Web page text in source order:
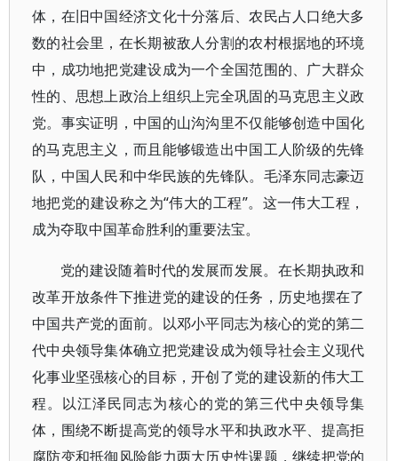
体，在旧中国经济文化十分落后、农民占人口绝大多
数的社会里，在长期被敌人分割的农村根据地的环境
中，成功地把党建设成为一个全国范围的、广大群众
性的、思想上政治上组织上完全巩固的马克思主义政
党。事实证明，中国的山沟沟里不仅能够创造中国化
的马克思主义，而且能够锻造出中国工人阶级的先锋
队，中国人民和中华民族的先锋队。毛泽东同志豪迈
地把党的建设称之为“伟大的工程”。这一伟大工程，
成为夺取中国革命胜利的重要法宝。
党的建设随着时代的发展而发展。在长期执政和
改革开放条件下推进党的建设的任务，历史地摆在了
中国共产党的面前。以邓小平同志为核心的党的第二
代中央领导集体确立把党建设成为领导社会主义现代
化事业坚强核心的目标，开创了党的建设新的伟大工
程。以江泽民同志为核心的党的第三代中央领导集
体，围绕不断提高党的领导水平和执政水平、提高拒
腐防变和抵御风险能力两大历史性课题，继续把党的